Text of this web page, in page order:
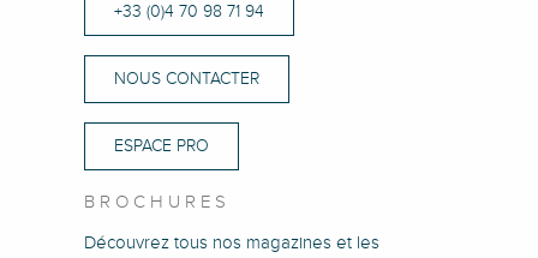
+33 (0)4 70 98 71 94
NOUS CONTACTER
ESPACE PRO
BROCHURES
Découvrez tous nos magazines et les